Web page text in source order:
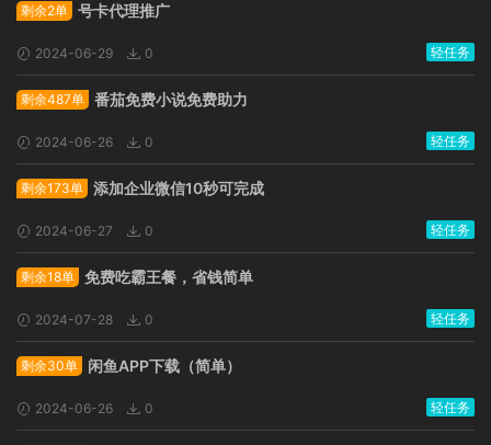
剩余2单 号卡代理推广
2024-06-29 0 轻任务
剩余487单 番茄免费小说免费助力
2024-06-26 0 轻任务
剩余173单 添加企业微信10秒可完成
2024-06-27 0 轻任务
剩余18单 免费吃霸王餐，省钱简单
2024-07-28 0 轻任务
剩余30单 闲鱼APP下载（简单）
2024-06-26 0 轻任务